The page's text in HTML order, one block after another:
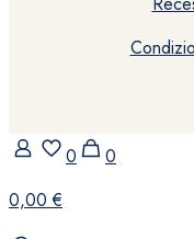
0
0
0,00 €